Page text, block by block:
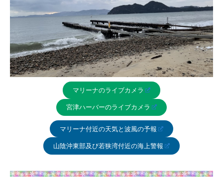
マリーナのライブカメラ
宮津ハーバーのライブカメラ
マリーナ付近の天気と波風の予報
山陰沖東部及び若狭湾付近の海上警報